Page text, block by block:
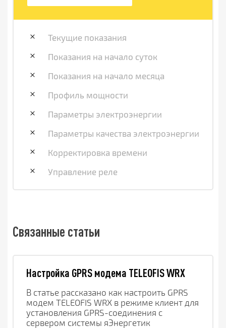
Текущие показания
Показания на начало суток
Показания на начало месяца
Профиль мощности
Параметры электроэнергии
Параметры качества электроэнергии
Корректировка времени
Управление реле
Связанные статьи
Настройка GPRS модема TELEOFIS WRX
В статье рассказано как настроить GPRS
модем TELEOFIS WRX в режиме клиент для
установления GPRS-соединения с
сервером системы яЭнергетик